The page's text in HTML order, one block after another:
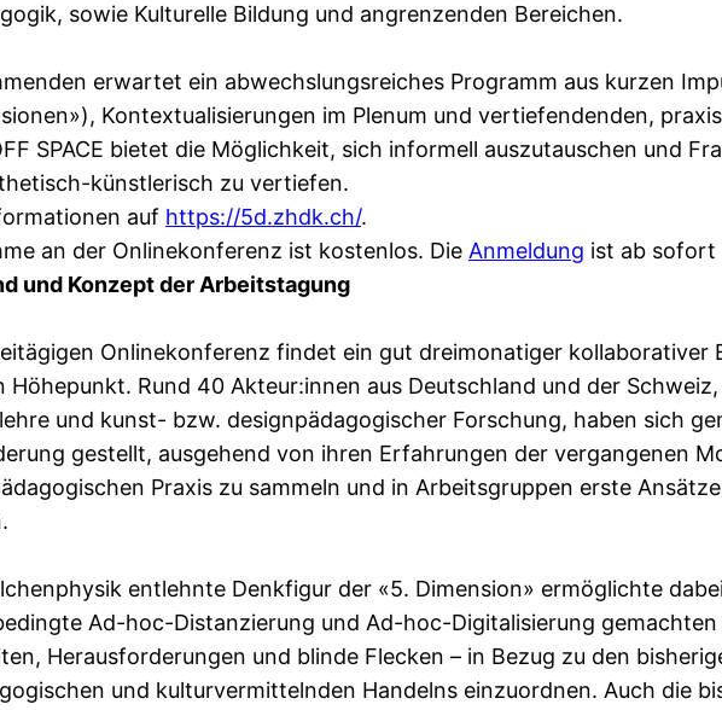
sowie Kulturelle Bildung und angrenzenden Bereichen.
erwartet ein abwechslungsreiches Programm aus kurzen
Kontextualisierungen im Plenum und vertiefendenden,
SPACE bietet die Möglichkeit, sich informell auszutauschen und
künstlerisch zu vertiefen.
auf https://5d.zhdk.ch/.
an der Onlinekonferenz ist kostenlos. Die Anmeldung ist ab sofort
und Konzept der Arbeitstagung
Onlinekonferenz findet ein gut dreimonatiger kollaborativer
Höhepunkt. Rund 40 Akteur:innen aus Deutschland und der
und kunst- bzw. designpädagogischer Forschung, haben sich
gestellt, ausgehend von ihren Erfahrungen der vergangenen
Praxis zu sammeln und in Arbeitsgruppen erste
entlehnte Denkfigur der «5. Dimension» ermöglichte
Ad-hoc-Distanzierung und Ad-hoc-Digitalisierung gemachten
Herausforderungen und blinde Flecken – in Bezug zu den
und kulturvermittelnden Handelns einzuordnen. Auch die